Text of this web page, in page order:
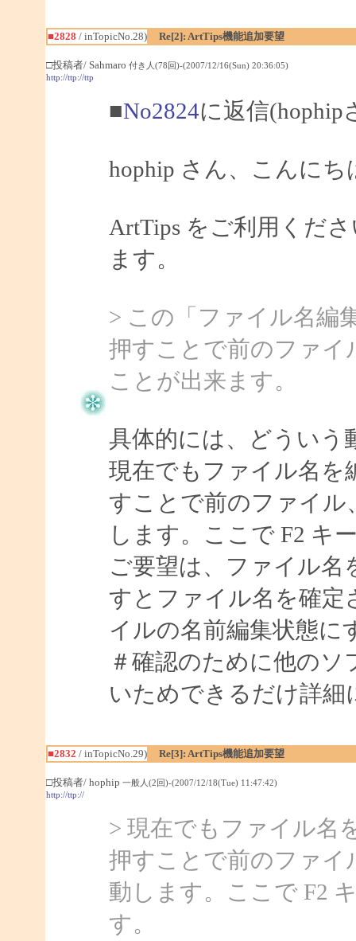
■2828 / inTopicNo.28) Re[2]: ArtTips機能追加要望
□投稿者/ Sahmaro 付き人(78回)-(2007/12/16(Sun) 20:36:05)
http://ttp://ttp
■No2824に返信(hophip
hophip さん、こんにち
ArtTips をご利用くだ
ます。
> この「ファイル名編
押すことで前のファイ
ことが出来ます。
具体的には、どういう
現在でもファイル名を
すことで前のファイル
します。ここで F2 キ
ご要望は、ファイル名
すとファイル名を確定
イルの名前編集状態に
＃確認のために他の
いためできるだけ詳
■2832 / inTopicNo.29) Re[3]: ArtTips機能追加要望
□投稿者/ hophip 一般人(2回)-(2007/12/18(Tue) 11:47:42)
http://ttp://
> 現在でもファイル名
押すことで前のファイ
動します。ここで F2
す。